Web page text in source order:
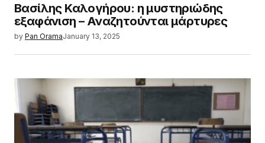
Βασίλης Καλογήρου: η μυστηριώδης
εξαφάνιση – Αναζητούνται μάρτυρες
by Pan OramaJanuary 13, 2025